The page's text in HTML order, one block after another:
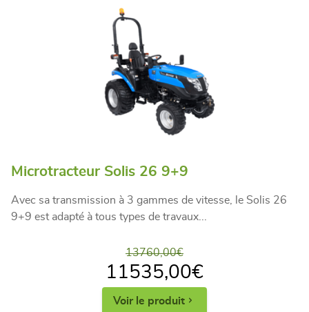
Microtracteur Solis 26 9+9
Avec sa transmission à 3 gammes de vitesse, le Solis 26
9+9 est adapté à tous types de travaux...
13760,00€
11535,00€
Voir le produit